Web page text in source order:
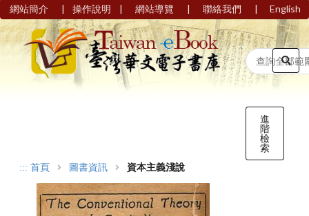
網站簡介 | 操作說明 | 網站導覽 | 聯絡我們 | English
進
階
檢
索
::: 首頁 圖書資訊 資本主義淺說